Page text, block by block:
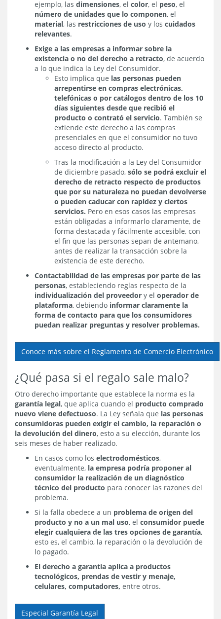
ejemplo, las dimensiones, el color, el peso, el
número de unidades que lo componen, el
material, las restricciones de uso y los cuidados
relevantes.
Exige a las empresas a informar sobre la
existencia o no del derecho a retracto, de acuerdo
a lo que indica la Ley del Consumidor.
Esto implica que las personas pueden
arrepentirse en compras electrónicas,
telefónicas o por catálogos dentro de los 10
días siguientes desde que recibió el
producto o contrató el servicio. También se
extiende este derecho a las compras
presenciales en que el consumidor no tuvo
acceso directo al producto.
Tras la modificación a la Ley del Consumidor
de diciembre pasado, sólo se podrá excluir el
derecho de retracto respecto de productos
que por su naturaleza no puedan devolverse
o pueden caducar con rapidez y ciertos
servicios. Pero en esos casos las empresas
están obligadas a informarlo claramente, de
forma destacada y fácilmente accesible, con
el fin que las personas sepan de antemano,
antes de realizar la transacción sobre la
existencia de este derecho.
Contactabilidad de las empresas por parte de las
personas, estableciendo reglas respecto de la
individualización del proveedor y el operador de
plataforma, debiendo informar claramente la
forma de contacto para que los consumidores
puedan realizar preguntas y resolver problemas.
Conoce más sobre el Reglamento de Comercio Electrónico
¿Qué pasa si el regalo sale malo?
Otro derecho importante que establece la norma es la
garantía legal, que aplica cuando el producto comprado
nuevo viene defectuoso. La Ley señala que las personas
consumidoras pueden exigir el cambio, la reparación o
la devolución del dinero, esto a su elección, durante los
seis meses de haber realizado.
En casos como los electrodomésticos,
eventualmente, la empresa podría proponer al
consumidor la realización de un diagnóstico
técnico del producto para conocer las razones del
problema.
Si la falla obedece a un problema de origen del
producto y no a un mal uso, el consumidor puede
elegir cualquiera de las tres opciones de garantía,
esto es, el cambio, la reparación o la devolución de
lo pagado.
El derecho a garantía aplica a productos
tecnológicos, prendas de vestir y menaje,
celulares, computadores, entre otros.
Especial Garantía Legal